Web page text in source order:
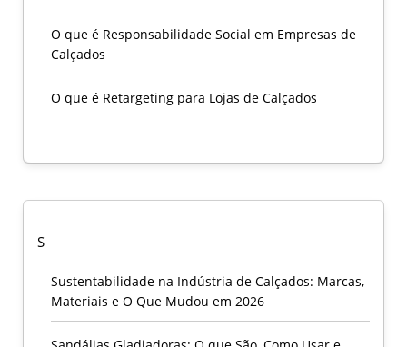
O que é Responsabilidade Social em Empresas de
Calçados
O que é Retargeting para Lojas de Calçados
S
Sustentabilidade na Indústria de Calçados: Marcas,
Materiais e O Que Mudou em 2026